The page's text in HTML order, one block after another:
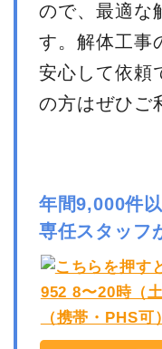
ので、最適な
す。解体工事
安心して依頼
の方はぜひご
年間9,000件
専任スタッフ